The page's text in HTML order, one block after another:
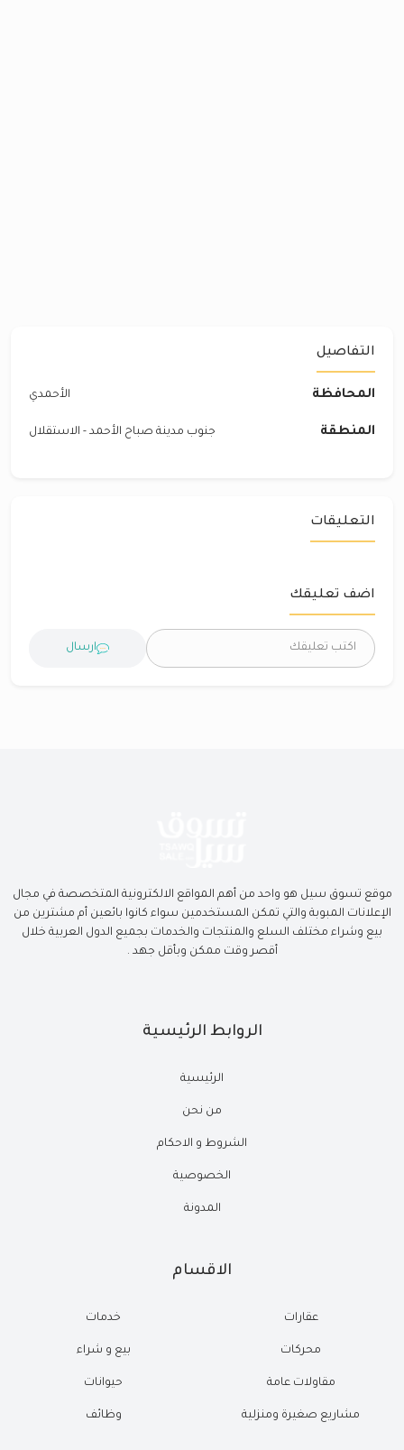
التفاصيل
المحافظة الأحمدي
المنطقة جنوب مدينة صباح الأحمد - الاستقلال
التعليقات
اضف تعليقك
ارسال
موقع تسوق سيل هو واحد من أهم المواقع الالكترونية المتخصصة في مجال
الإعلانات المبوبة والتي تمكن المستخدمين سواء كانوا بائعين أم مشترين من
بيع وشراء مختلف السلع والمنتجات والخدمات بجميع الدول العربية خلال
أقصر وقت ممكن وبأقل جهد .
الروابط الرئيسية
الرئيسية
من نحن
الشروط و الاحكام
الخصوصية
المدونة
الاقسام
عقارات
محركات
مقاولات عامة
مشاريع صغيرة ومنزلية
خدمات
بيع و شراء
حيوانات
وظائف